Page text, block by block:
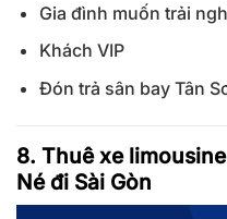
Gia đình muốn trải
Khách VIP
Đón trả sân bay Tân
8. Thuê xe
Né đi Sài Gòn